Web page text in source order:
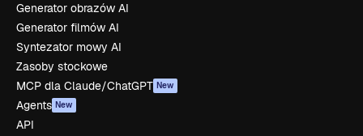
Generator obrazów AI
Generator filmów AI
Syntezator mowy AI
Zasoby stockowe
MCP dla Claude/ChatGPT New
Agents New
API